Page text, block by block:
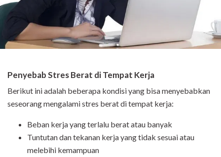
Penyebab Stres Berat di Tempat Kerja
Berikut ini adalah beberapa kondisi yang bisa menyebabkan
seseorang mengalami stres berat di tempat kerja:
Beban kerja yang terlalu berat atau banyak
Tuntutan dan tekanan kerja yang tidak sesuai atau
melebihi kemampuan